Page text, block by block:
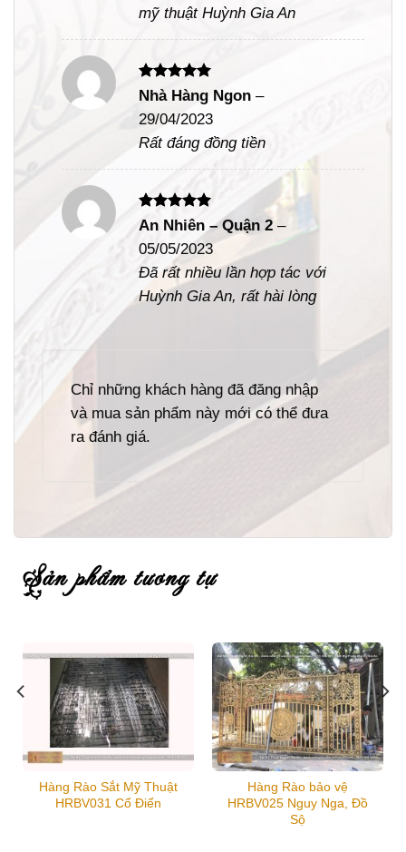
mỹ thuật Huỳnh Gia An
Được xếp
sao
Nhà Hàng Ngon–
29/04/2023
Rất đáng đồng tiền
Được xếp
sao
An Nhiên – Quận 2–
05/05/2023
Đã rất nhiều lần hợp tác với
Huỳnh Gia An, rất hài lòng
Chỉ những khách hàng đã đăng nhập
và mua sản phẩm này mới có thể đưa
ra đánh giá.
sản phẩm tương tự
Hàng Rào Sắt Mỹ Thuật
HRBV031 Cổ Điển
Hàng Rào bảo vệ
HRBV025 Nguy Nga, Đồ
Sộ